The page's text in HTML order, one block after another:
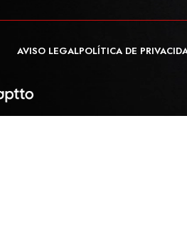
AVISO LEGALPOLÍTICA DE